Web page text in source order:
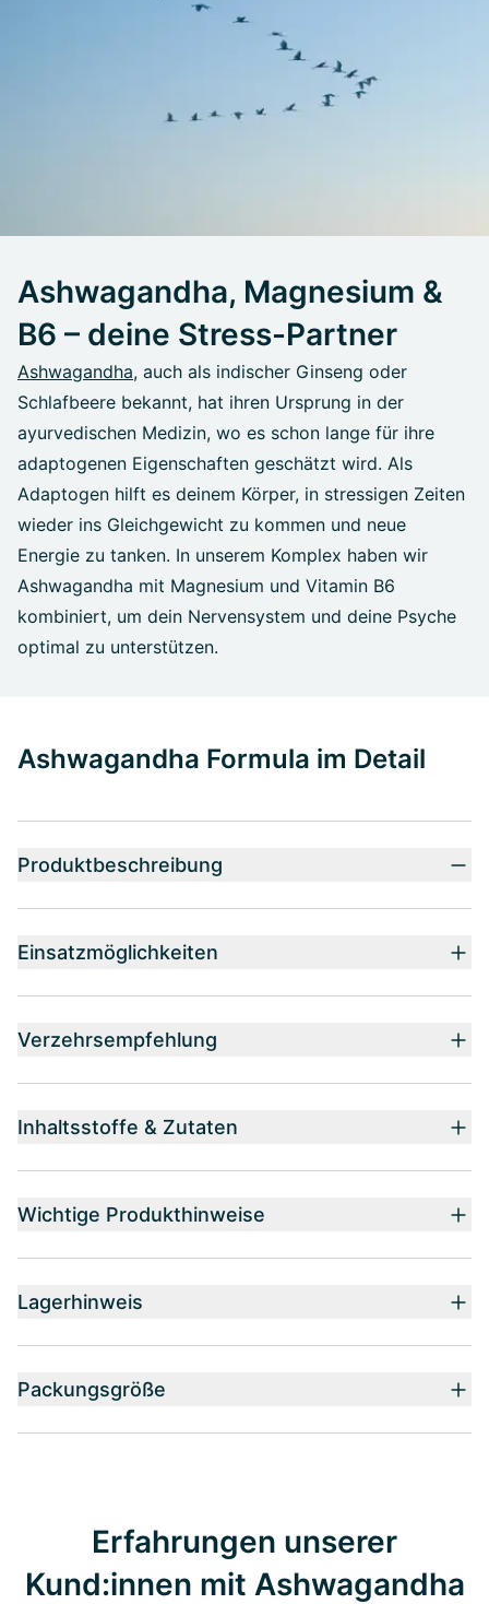
Ashwagandha, Magnesium &
B6 – deine Stress-Partner
Ashwagandha, auch als indischer Ginseng oder
Schlafbeere bekannt, hat ihren Ursprung in der
ayurvedischen Medizin, wo es schon lange für ihre
adaptogenen Eigenschaften geschätzt wird. Als
Adaptogen hilft es deinem Körper, in stressigen Zeiten
wieder ins Gleichgewicht zu kommen und neue
Energie zu tanken. In unserem Komplex haben wir
Ashwagandha mit Magnesium und Vitamin B6
kombiniert, um dein Nervensystem und deine Psyche
optimal zu unterstützen.
Ashwagandha Formula im Detail
Produktbeschreibung
Einsatzmöglichkeiten
Verzehrsempfehlung
Inhaltsstoffe & Zutaten
Wichtige Produkthinweise
Lagerhinweis
Packungsgröße
Erfahrungen unserer
Kund:innen mit Ashwagandha